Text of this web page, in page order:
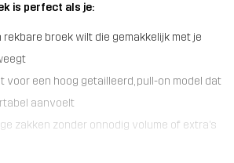
is perfect als je:
broek wilt die gemakkelijk met je
voor een hoog getailleerd, pull-on model dat
aanvoelt
zakken zonder onnodig volume of extra’s